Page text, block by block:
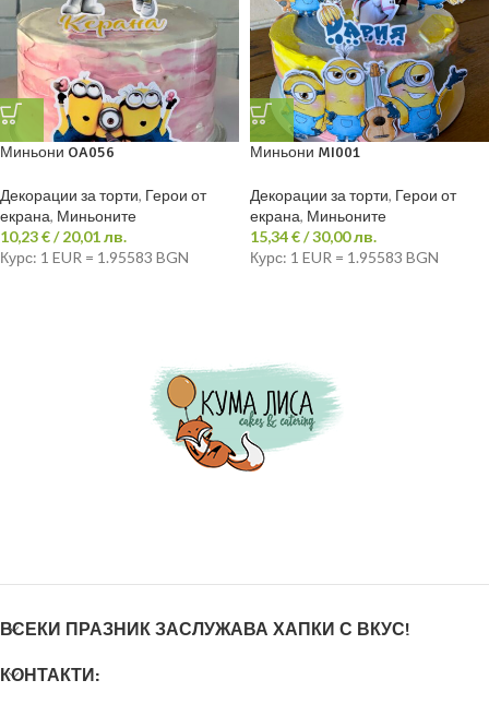
Миньони OA056
Декорации за торти, Герои от
екрана, Миньоните
10,23€/ 20,01 лв.
Курс: 1 EUR = 1.95583 BGN
Миньони MI001
Декорации за торти, Герои от
екрана, Миньоните
15,34€/ 30,00 лв.
Курс: 1 EUR = 1.95583 BGN
ВСЕКИ ПРАЗНИК ЗАСЛУЖАВА ХАПКИ С ВКУС!
КОНТАКТИ: